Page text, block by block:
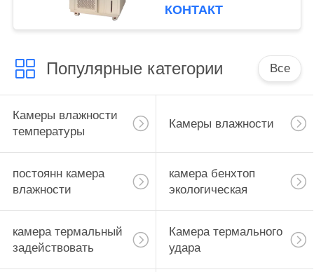
КОНТАКТ
Популярные категории Все
Камеры влажности
температуры
Камеры влажности
постоянн камера
влажности
камера бенхтоп
экологическая
камера термальный
задействовать
Камера термального
удара